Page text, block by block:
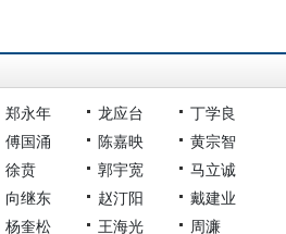
郑永年 龙应台
丁学良
傅国涌 陈嘉映
黄宗智
徐贲 郭宇宽
马立诚
向继东 赵汀阳
戴建业
杨奎松 王海光 周濂